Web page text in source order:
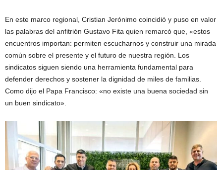
En este marco regional, Cristian Jerónimo coincidió y puso en valor
las palabras del anfitrión Gustavo Fita quien remarcó que, «estos
encuentros importan: permiten escucharnos y construir una mirada
común sobre el presente y el futuro de nuestra región. Los
sindicatos siguen siendo una herramienta fundamental para
defender derechos y sostener la dignidad de miles de familias.
Como dijo el Papa Francisco: «no existe una buena sociedad sin
un buen sindicato».